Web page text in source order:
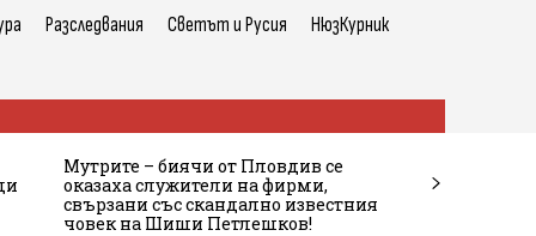
Разследвания Светът и Русия НюзКурник
Мутрите – биячи от Пловдив се
оказаха служители на фирми,
свързани със скандално известния
човек на Шиши Петлешков!